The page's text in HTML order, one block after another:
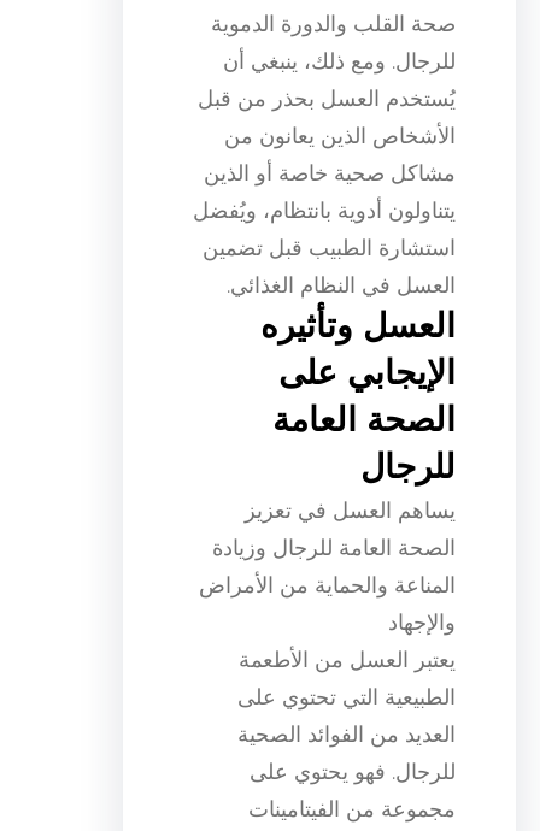
صحة القلب والدورة الدموية
للرجال. ومع ذلك، ينبغي أن
يُستخدم العسل بحذر من قبل
الأشخاص الذين يعانون من
مشاكل صحية خاصة أو الذين
يتناولون أدوية بانتظام، ويُفضل
استشارة الطبيب قبل تضمين
العسل في النظام الغذائي.
العسل وتأثيره
الإيجابي على
الصحة العامة
للرجال
يساهم العسل في تعزيز
الصحة العامة للرجال وزيادة
المناعة والحماية من الأمراض
والإجهاد
يعتبر العسل من الأطعمة
الطبيعية التي تحتوي على
العديد من الفوائد الصحية
للرجال. فهو يحتوي على
مجموعة من الفيتامينات